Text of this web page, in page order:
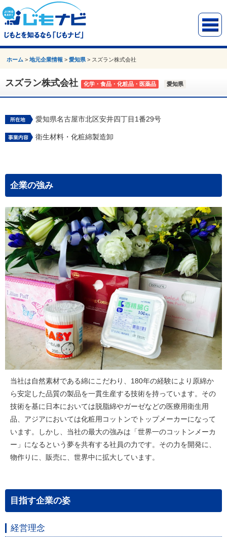
ホーム >地元企業情報 >愛知県 > スズラン株式会社
スズラン株式会社 化学・食品・化粧品・医薬品 愛知県
愛知県名古屋市北区安井四丁目1番29号
衛生材料・化粧綿製造卸
企業の強み
当社は自然素材である綿にこだわり、180年の経験により原綿か
ら安定した品質の製品を一貫生産する技術を持っています。その
技術を基に日本においては脱脂綿やガーゼなどの医療用衛生用
品、アジアにおいては化粧用コットンでトップメーカーになって
います。しかし、当社の最大の強みは「世界一のコットンメーカ
ー」になるという夢を共有する社員の力です。その力を開発に、
物作りに、販売に、世界中に拡大しています。
目指す企業の姿
経営理念